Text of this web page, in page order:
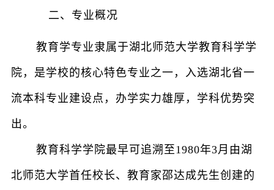
二、专业概况
教育学专业隶属于湖北师范大学教育科学学
院，是学校的核心特色专业之一，入选湖北省一
流本科专业建设点，办学实力雄厚，学科优势突
出。
教育科学学院最早可追溯至1980年3月由湖
北师范大学首任校长、教育家邵达成先生创建的